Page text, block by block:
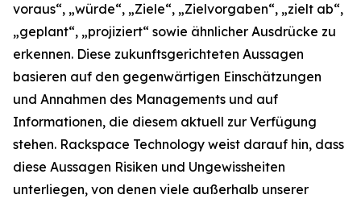
voraus“, „würde“, „Ziele“, „Zielvorgaben“, „zielt ab“,
„geplant“, „projiziert“ sowie ähnlicher Ausdrücke zu
erkennen. Diese zukunftsgerichteten Aussagen
basieren auf den gegenwärtigen Einschätzungen
und Annahmen des Managements und auf
Informationen, die diesem aktuell zur Verfügung
stehen. Rackspace Technology weist darauf hin, dass
diese Aussagen Risiken und Ungewissheiten
unterliegen, von denen viele außerhalb unserer